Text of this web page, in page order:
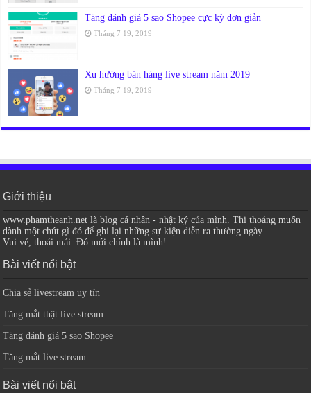
Tăng đánh giá 5 sao Shopee cực kỳ đơn giản
Tháng 7 19, 2019
Xu hướng bán hàng live stream năm 2019
Tháng 7 19, 2019
Giới thiệu
www.phamtheanh.net là blog cá nhân - nhật ký của mình. Thi thoảng muốn
dành một chút gì đó để ghi lại những sự kiện diễn ra thường ngày.
Vui vẻ, thoải mái. Đó mới chính là mình!
Bài viết nổi bật
Chia sẻ livestream uy tín
Tăng mắt thật live stream
Tăng đánh giá 5 sao Shopee
Tăng mắt live stream
Bài viết nổi bật